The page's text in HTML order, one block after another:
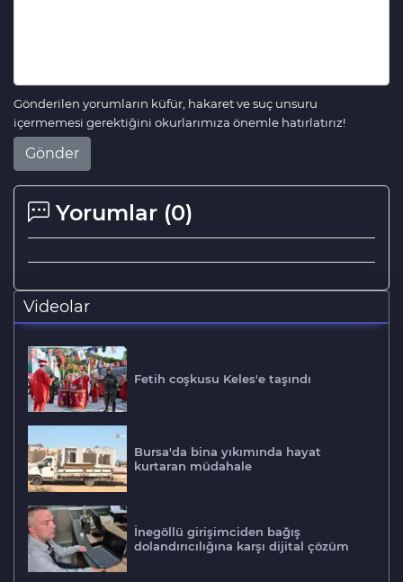
Gönderilen yorumların küfür, hakaret ve suç unsuru
içermemesi gerektiğini okurlarımıza önemle hatırlatırız!
Gönder
Yorumlar (0)
Videolar
Fetih coşkusu Keles'e taşındı
Bursa'da bina yıkımında hayat
kurtaran müdahale
İnegöllü girişimciden bağış
dolandırıcılığına karşı dijital çözüm